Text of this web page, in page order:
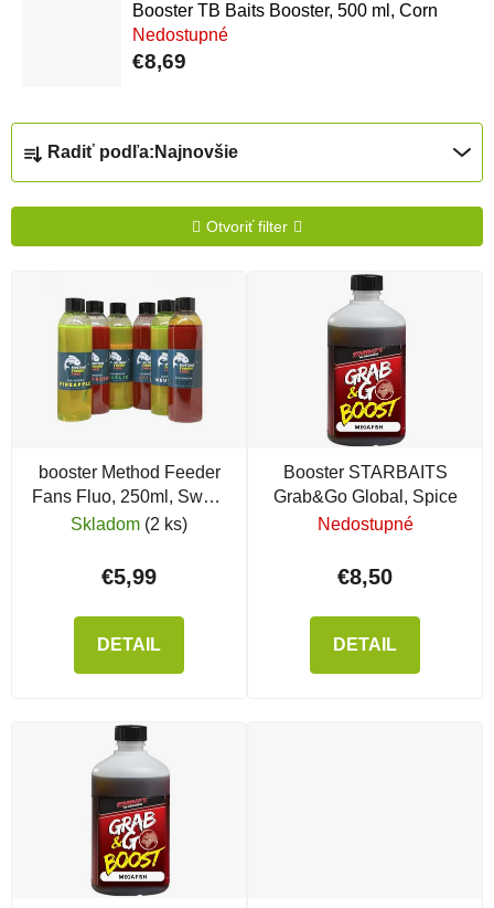
Booster TB Baits Booster, 500 ml, Corn
Nedostupné
€8,69
Radenie produktov
Radiť podľa: Najnovšie
Otvoriť filter
booster Method Feeder
Fans Fluo, 250ml, Sweet
Mango
Skladom (2 ks)
€5,99
DETAIL
Booster STARBAITS
Grab&Go Global, Spice
Nedostupné
€8,50
DETAIL